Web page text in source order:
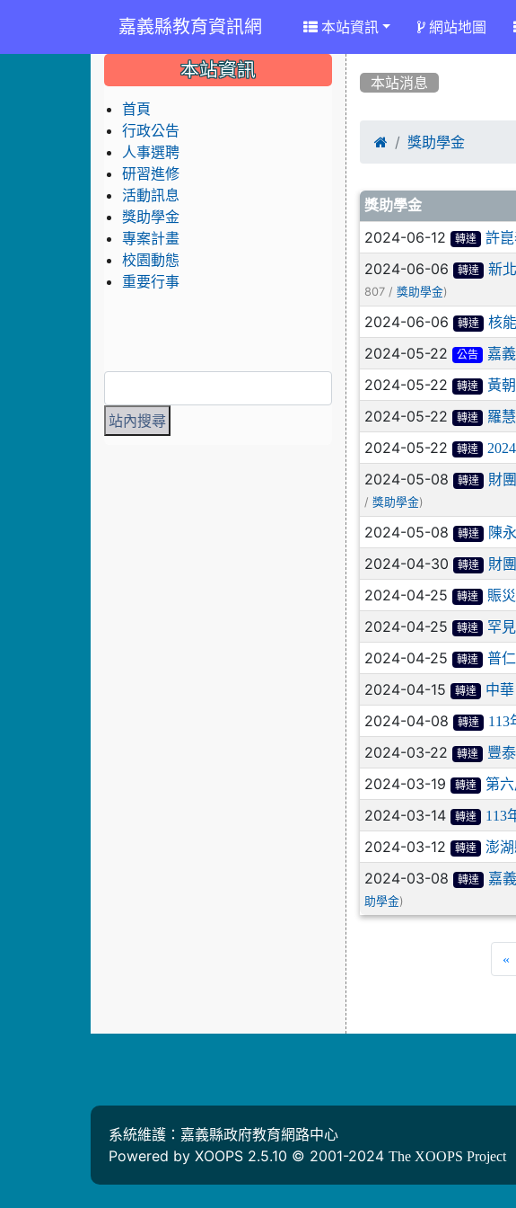
嘉義縣教育資訊網 本站資訊 網站地圖
本站消息
 獎助學金
文章列表
獎助學金
2024-06-12 轉達 許
2024-06-06 轉達 新
807 /獎助學金)
2024-06-06 轉達 核
2024-05-22 公告 嘉
2024-05-22 轉達 黃
2024-05-22 轉達 羅
2024-05-22 轉達
2024-05-08 轉達 財
/獎助學金)
2024-05-08 轉達 陳
2024-04-30 轉達 財
2024-04-25 轉達 賑
2024-04-25 轉達 罕
2024-04-25 轉達 普
2024-04-15 轉達 中
2024-04-08 轉達 113
2024-03-22 轉達 豐
2024-03-19 轉達 第
2024-03-14 轉達 113
2024-03-12 轉達 澎
2024-03-08 轉達 嘉
助學金)
«
::: 本站資訊
首頁
行政公告
人事選聘
研習進修
活動訊息
獎助學金
專案計畫
校園動態
重要行事
系統維護：嘉義縣政府教育網路中心
Powered by XOOPS 2.5.10 © 2001-2024 The XOOPS Project